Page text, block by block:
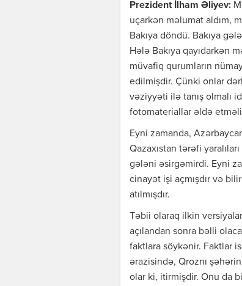
Prezident İlham Əliyev:
uçarkən məlumat aldım,
Bakıya döndü. Bakıya
Hələ Bakıya qayıdarkən
müvafiq qurumların
edilmişdir. Çünki onlar
vəziyyəti ilə tanış olmalı
fotomateriallar əldə
Eyni zamanda,
Qazaxıstan tərəfi
gələni əsirgəmirdi. Eyni
cinayət işi açmışdır və
atılmışdır.
Təbii olaraq ilkin
açılandan sonra bəlli
faktlara söykənir. Faktlar
ərazisində, Qroznı
olar ki, itirmişdir. Onu da